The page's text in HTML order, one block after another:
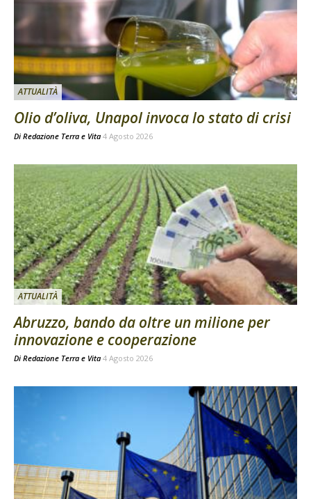
ATTUALITÀ
Olio d’oliva, Unapol invoca lo stato di crisi
Di Redazione Terra e Vita 4 Agosto 2026
ATTUALITÀ
Abruzzo, bando da oltre un milione per
innovazione e cooperazione
Di Redazione Terra e Vita 4 Agosto 2026